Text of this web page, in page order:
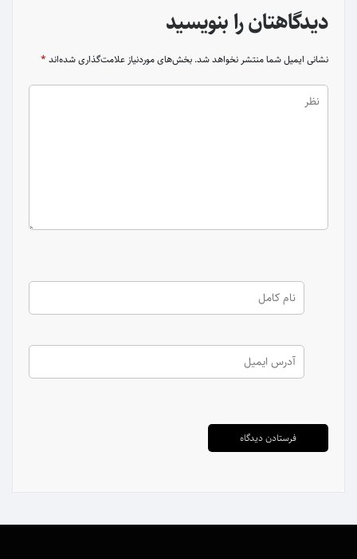
دیدگاهتان را بنویسید
نشانی ایمیل شما منتشر نخواهد شد. بخش‌های موردنیاز علامت‌گذاری شده‌اند *